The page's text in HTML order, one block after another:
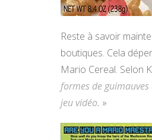
Reste à savoir
boutiques. Cela
Mario Cereal. Selon
formes de
jeu vidéo. »